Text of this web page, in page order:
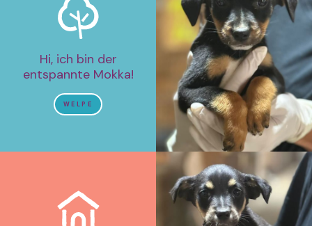
Hi, ich bin der
entspannte Mokka!
WELPE